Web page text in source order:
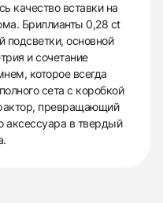
качество вставки на
Бриллианты 0,28 ct
подсветки, основной
и сочетание
которое всегда
сета с коробкой
превращающий
аксессуара в твердый